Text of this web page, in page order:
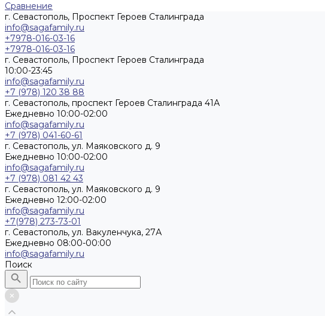
Сравнение
г. Севастополь, Проспект Героев Сталинграда
info@sagafamily.ru
+7978-016-03-16
+7978-016-03-16
г. Севастополь, Проспект Героев Сталинграда
10:00-23:45
info@sagafamily.ru
+7 (978) 120 38 88
г. Севастополь, проспект Героев Сталинграда 41А
Ежедневно 10:00-02:00
info@sagafamily.ru
+7 (978) 041-60-61
г. Севастополь, ул. Маяковского д. 9
Ежедневно 10:00-02:00
info@sagafamily.ru
+7 (978) 081 42 43
г. Севастополь, ул. Маяковского д. 9
Ежедневно 12:00-02:00
info@sagafamily.ru
+7(978) 273-73-01
г. Севастополь, ул. Вакуленчука, 27А
Ежедневно 08:00-00:00
info@sagafamily.ru
Поиск